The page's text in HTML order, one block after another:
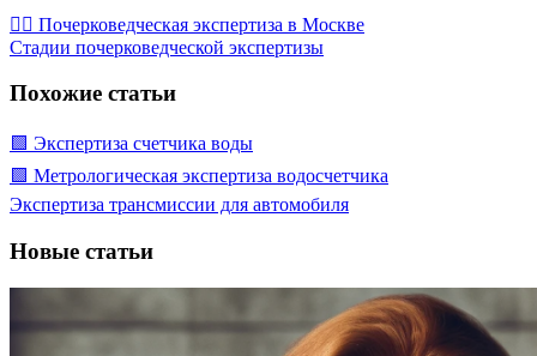
🕵️‍♂️ Почерковедческая экспертиза в Москве
Стадии почерковедческой экспертизы
Похожие статьи
🟩 Экспертиза счетчика воды
🟩 Метрологическая экспертиза водосчетчика
Экспертиза трансмиссии для автомобиля
Новые статьи